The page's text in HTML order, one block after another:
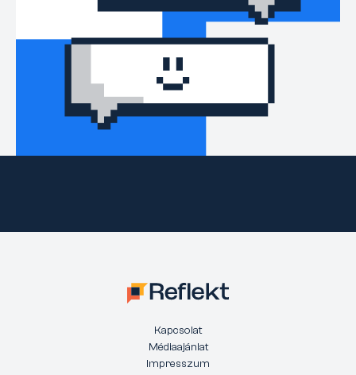
Kapcsolat
Médiaajánlat
Impresszum